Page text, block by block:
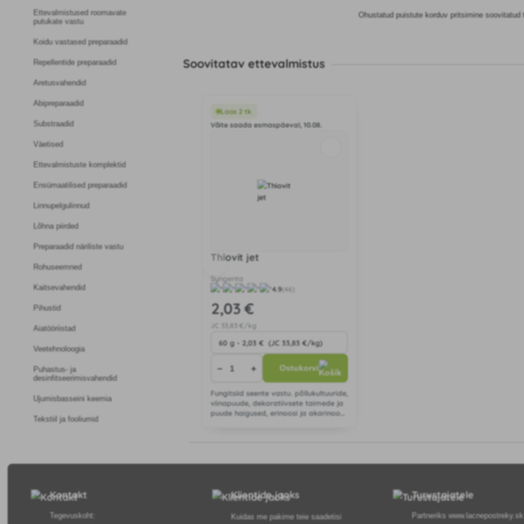
Ettevalmistused roomavate
putukate vastu
Koidu vastased preparaadid
Repellentide preparaadid
Aretusvahendid
Abipreparaadid
Substraadid
Väetised
Ettevalmistuste komplektid
Ensümaatilised preparaadid
Linnupelgulinnud
Lõhna piirded
Preparaadid näriliste vastu
Rohuseemned
Kaitsevahendid
Pihustid
Aiatööriistad
Veetehnoloogia
Puhastus- ja
desinfitseerimisvahendid
Ujumisbasseini keemia
Tekstiil ja fooliumid
Ohustatud puistute korduv pritsimine soovitatud
Soovitatav ettevalmistus
Laos 2 tk
Võite saada esmaspäeval, 10.08.
Thiovit jet
Syngenta
4.9(46)
2,03 €
33 ,83 €/kg
− + Ostukorvi
Fungitsiid seente vastu. põllukultuuride,
viinapuude, dekoratiivsete taimede ja
puude haigused, erinoosi ja akarinoosi
Kontakt
Tegevuskoht:
Klientide jaoks
Kuidas me pakime teie saadetisi
Turustajatele
Partnerikswww.lacnepostreky.sk